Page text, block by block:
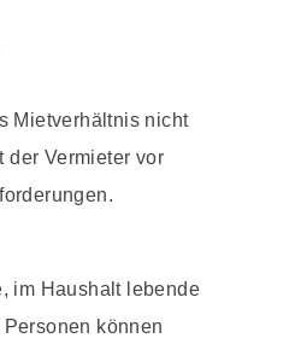
Mietverhältnis nicht
der Vermieter vor
im Haushalt lebende
können